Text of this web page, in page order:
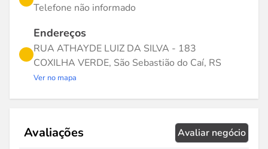
Telefone não informado
Endereços
RUA ATHAYDE LUIZ DA SILVA - 183
COXILHA VERDE, São Sebastião do Caí, RS
Ver no mapa
Avaliações Avaliar negócio